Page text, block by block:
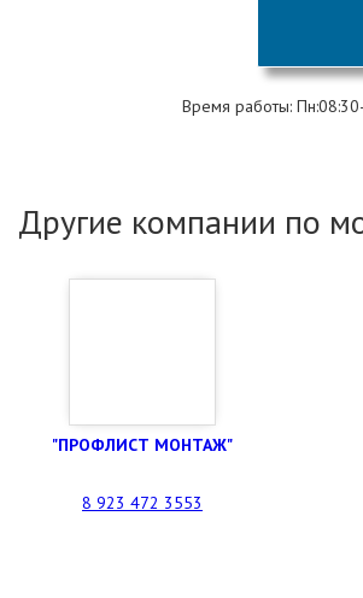
Время работы:
Другие компании по
"ПРОФЛИСТ МОНТАЖ"
8 923 472 3553